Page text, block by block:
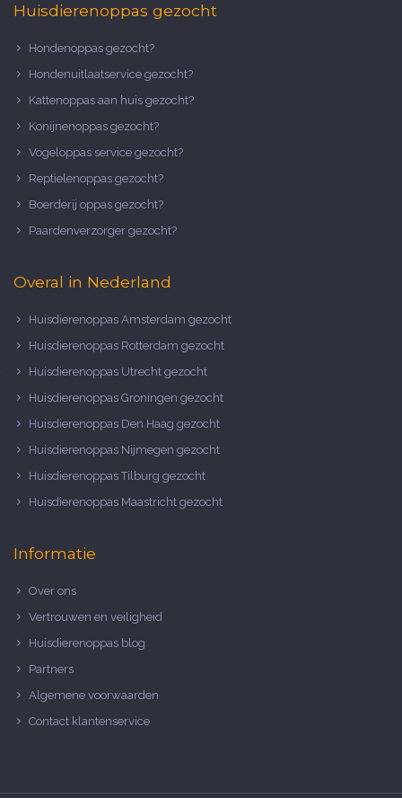
Huisdierenoppas gezocht
Hondenoppas gezocht?
Hondenuitlaatservice gezocht?
Kattenoppas aan huis gezocht?
Konijnenoppas gezocht?
Vogeloppas service gezocht?
Reptielenoppas gezocht?
Boerderij oppas gezocht?
Paardenverzorger gezocht?
Overal in Nederland
Huisdierenoppas Amsterdam gezocht
Huisdierenoppas Rotterdam gezocht
Huisdierenoppas Utrecht gezocht
Huisdierenoppas Groningen gezocht
Huisdierenoppas Den Haag gezocht
Huisdierenoppas Nijmegen gezocht
Huisdierenoppas Tilburg gezocht
Huisdierenoppas Maastricht gezocht
Informatie
Over ons
Vertrouwen en veiligheid
Huisdierenoppas blog
Partners
Algemene voorwaarden
Contact klantenservice